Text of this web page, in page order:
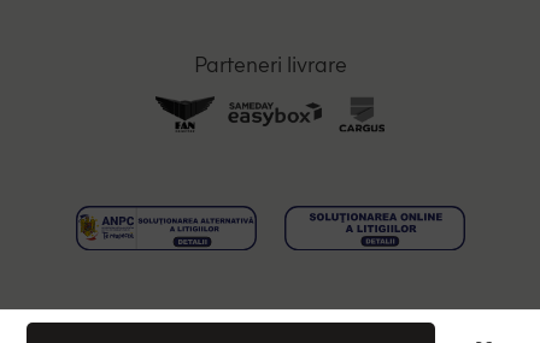
Parteneri livrare